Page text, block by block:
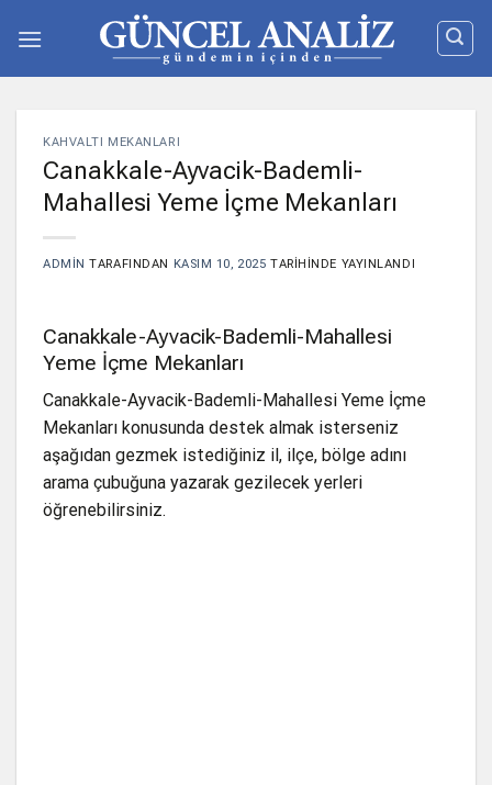
atla
KAHVALTI MEKANLARI
Canakkale-Ayvacik-Bademli-
Mahallesi Yeme İçme Mekanları
ADMIN TARAFINDAN KASIM 10, 2025 TARIHINDE YAYINLANDI
Canakkale-Ayvacik-Bademli-Mahallesi
Yeme İçme Mekanları
Canakkale-Ayvacik-Bademli-Mahallesi Yeme İçme
Mekanları konusunda destek almak isterseniz
aşağıdan gezmek istediğiniz il, ilçe, bölge adını
arama çubuğuna yazarak gezilecek yerleri
öğrenebilirsiniz.